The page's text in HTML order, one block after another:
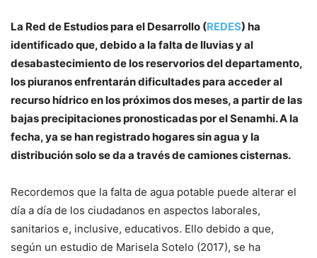
La Red de Estudios para el Desarrollo (REDES) ha
identificado que, debido a la falta de lluvias y al
desabastecimiento de los reservorios del departamento,
los piuranos enfrentarán dificultades para acceder al
recurso hídrico en los próximos dos meses, a partir de las
bajas precipitaciones pronosticadas por el Senamhi. A la
fecha, ya se han registrado hogares sin agua y la
distribución solo se da a través de camiones cisternas.
Recordemos que la falta de agua potable puede alterar el
día a día de los ciudadanos en aspectos laborales,
sanitarios e, inclusive, educativos. Ello debido a que,
según un estudio de Marisela Sotelo (2017), se ha